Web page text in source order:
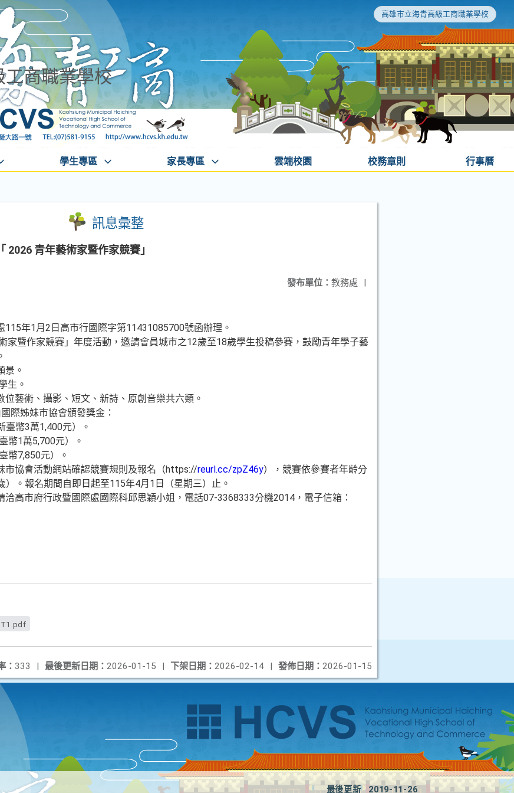
高雄市立海青高級工商職業學校
商職業學校
學生專區 家長專區 雲端校園 校務章則 行事曆
訊息彙整
2026 青年藝術家暨作家競賽」
發布單位： 教務處 |
年1月2日高市行國際字第11431085700號函辦理。
家暨作家競賽」年度活動，邀請會員城市之12歲至18歲學生投稿參賽，鼓勵青年學子藝
景。
生。
藝術、攝影、短文、新詩、原創音樂共六類。
際姊妹市協會頒發獎金：
臺幣3萬1,400元）。
幣1萬5,700元）。
幣7,850元）。
市協會活動網站確認競賽規則及報名（https://reurl.cc/zpZ46y），競賽依參賽者年齡分
。報名期間自即日起至115年4月1日（星期三）止。
高市府行政暨國際處國際科邱思穎小姐，電話07-3368333分機2014，電子信箱：
發佈日期： 2026-01-15
下架日期： 2026-02-14 |
最後更新日期： 2026-01-15 |
： 333 |
最後更新 2019-11-26